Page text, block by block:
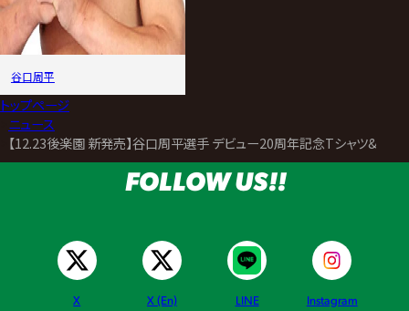
谷口周平
トップページ
ニュース
【12.23後楽園 新発売】谷口周平選手 デビュー20周年記念Tシャツ&ス
FOLLOW US!!
X X (En) LINE Instagram